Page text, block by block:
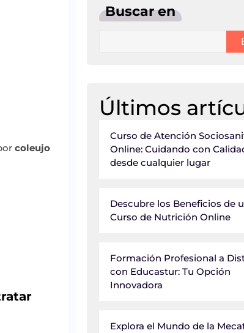
coleujo
Buscar en
Últimos
Curso de Atención
Online: Cuidando con
desde cualquier lugar
Descubre los Beneficios de
Curso de Nutrición Online
Formación Profesional a
con Educastur: Tu Opción
Innovadora
Explora el Mundo de la